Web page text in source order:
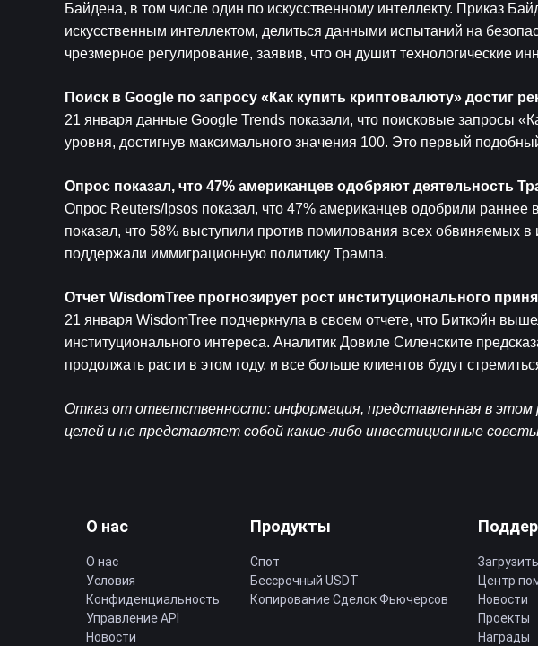
Байдена, в том числе один по искусственному интеллекту. Приказ
искусственным интеллектом, делиться данными испытаний на
чрезмерное регулирование, заявив, что он душит технологические
Поиск в Google по запросу «Как купить криптовалюту» достиг
21 января данные Google Trends показали, что поисковые запросы
уровня, достигнув максимального значения 100. Это первый
Опрос показал, что 47% американцев одобряют деятельность
Опрос Reuters/Ipsos показал, что 47% американцев одобрили
показал, что 58% выступили против помилования всех обвиняемых
поддержали иммиграционную политику Трампа.
Отчет WisdomTree прогнозирует рост институционального
21 января WisdomTree подчеркнула в своем отчете, что Биткойн
институционального интереса. Аналитик Довиле Силенските
продолжать расти в этом году, и все больше клиентов будут
Отказ от ответственности: информация, представленная в этом
целей и не представляет собой какие-либо инвестиционные
О нас
О нас
Условия
Конфиденциальность
Управление API
Новости
Продукты
Спот
Бессрочный USDT
Копирование Cделок Фьючерсов
Загрузить
Центр
Новости
Проекты
Награды